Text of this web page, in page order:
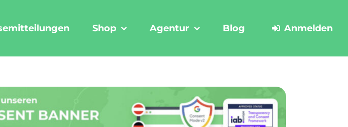
Shop Agentur Blog Anmelden